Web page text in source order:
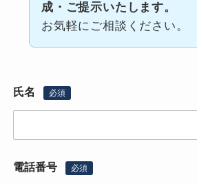
成・ご提示いたします。
お気軽にご相談ください。
氏名 必須
電話番号 必須